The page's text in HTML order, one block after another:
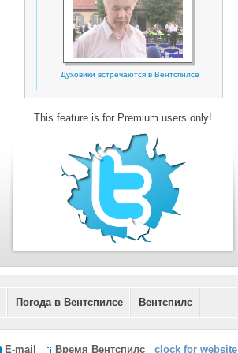
Духовики встречаются в Вентспилсе
This feature is for Premium users only!
Погода в Вентспилсе Вентспилс
E-mail Время Вентспилс clock for website